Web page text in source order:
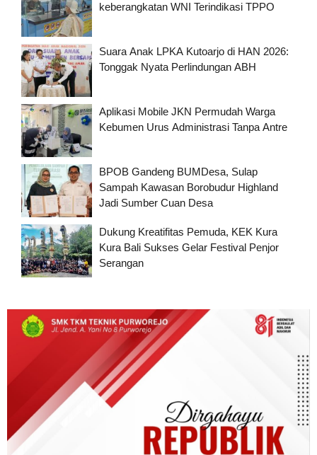
keberangkatan WNI Terindikasi TPPO
Suara Anak LPKA Kutoarjo di HAN 2026:
Tonggak Nyata Perlindungan ABH
Aplikasi Mobile JKN Permudah Warga
Kebumen Urus Administrasi Tanpa Antre
BPOB Gandeng BUMDesa, Sulap
Sampah Kawasan Borobudur Highland
Jadi Sumber Cuan Desa
Dukung Kreatifitas Pemuda, KEK Kura
Kura Bali Sukses Gelar Festival Penjor
Serangan